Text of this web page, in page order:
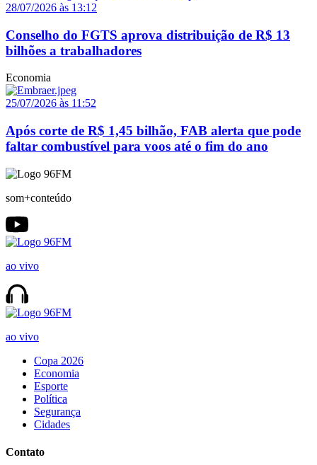
28/07/2026 às 13:12
Conselho do FGTS aprova distribuição de R$ 13
bilhões a trabalhadores
Economia
25/07/2026 às 11:52
Após corte de R$ 1,45 bilhão, FAB alerta que pode
faltar combustível para voos até o fim do ano
som+conteúdo
ao vivo
ao vivo
Copa 2026
Economia
Esporte
Política
Segurança
Cidades
Contato